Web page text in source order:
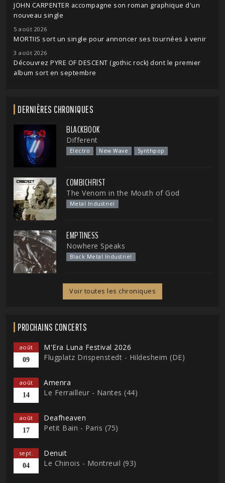
JOHN CARPENTER accompagne son roman graphique d'un
nouveau single
5 août 2026
MORTIIS sort un single pour annoncer ses tournées à venir
3 août 2026
Découvrez PYRE OF DESCENT (gothic rock) dont le premier
album sort en septembre
DERNIÈRES CHRONIQUES
BLACKBOOK
Different
Electro New Wave Synthpop
COMBICHRIST
The Venom in the Mouth of God
Metal Industriel
EMPTINESS
Nowhere Speaks
Black Metal Industriel
Voir toutes les chroniques
PROCHAINS CONCERTS
août
09
M'Era Luna Festival 2026
Flugplatz Drispenstedt - Hildesheim (DE)
août
14
Amenra
Le Ferrailleur - Nantes (44)
août
17
Deafheaven
Petit Bain - Paris (75)
sept.
04
Denuit
Le Chinois - Montreuil (93)